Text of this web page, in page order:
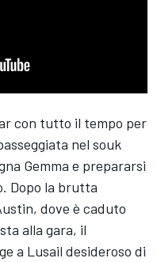
con tutto il tempo per
nel souk
Gemma e prepararsi
Dopo la brutta
dove è caduto
alla gara, il
a Lusail desideroso di